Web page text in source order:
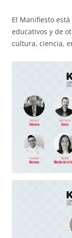
El Manifiesto
educativos y de
cultura, ciencia,